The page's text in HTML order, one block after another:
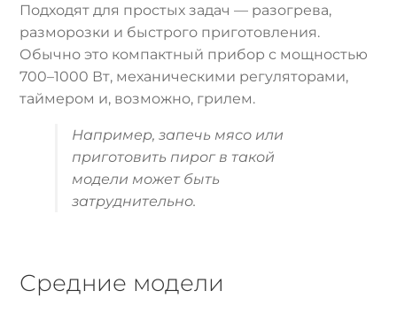
Подходят для простых задач — разогрева,
разморозки и быстрого приготовления.
Обычно это компактный прибор с мощностью
700–1000 Вт, механическими регуляторами,
таймером и, возможно, грилем.
Например, запечь мясо или
приготовить пирог в такой
модели может быть
затруднительно.
Средние модели